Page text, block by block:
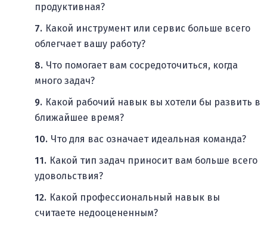
продуктивная?
Какой инструмент или сервис больше всего
облегчает вашу работу?
Что помогает вам сосредоточиться, когда
много задач?
Какой рабочий навык вы хотели бы развить в
ближайшее время?
Что для вас означает идеальная команда?
Какой тип задач приносит вам больше всего
удовольствия?
Какой профессиональный навык вы
считаете недооцененным?